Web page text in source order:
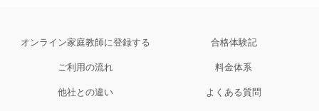
オンライン家庭教師に登録する 合格体験記
ご利用の流れ 料金体系
他社との違い よくある質問